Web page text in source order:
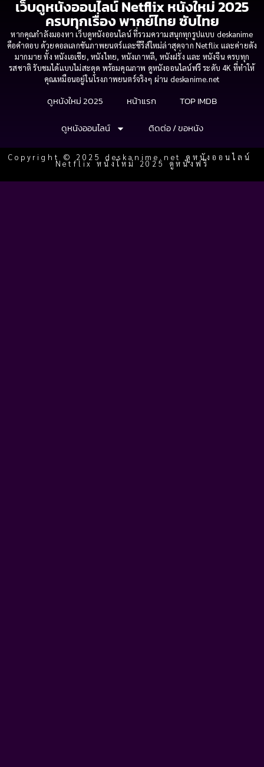
เว็บดูหนังออนไลน์ Netflix หนังใหม่ 2025
ครบทุกเรื่อง พากย์ไทย ซับไทย
หากคุณกำลังมองหา เว็บดูหนังออนไลน์ ที่รวมความสนุกทุกรูปแบบ deskanime
คือคำตอบ ด้วยคอลเลกชันภาพยนตร์และซีรีส์ใหม่ล่าสุดจาก Netflix และค่ายดัง
มากมาย ทั้ง หนังเอเชีย, หนังไทย, หนังเกาหลี, หนังฝรั่ง และ หนังจีน ครบทุก
รสชาติ รับชมได้แบบไม่สะดุด พร้อมคุณภาพ ดูหนังออนไลน์ฟรี ระดับ 4K ที่ทำให้
คุณเหมือนอยู่ในโรงภาพยนตร์จริงๆ ผ่าน deskanime.net
ดูหนังใหม่ 2025 หน้าแรก
TOP IMDB
ดูหนังออนไลน์
ติดต่อ / ขอหนัง
Copyright © 2025 deskanime.net ดูหนังออนไลน์
Netflix หนังใหม่ 2025 ดูหนังฟรี